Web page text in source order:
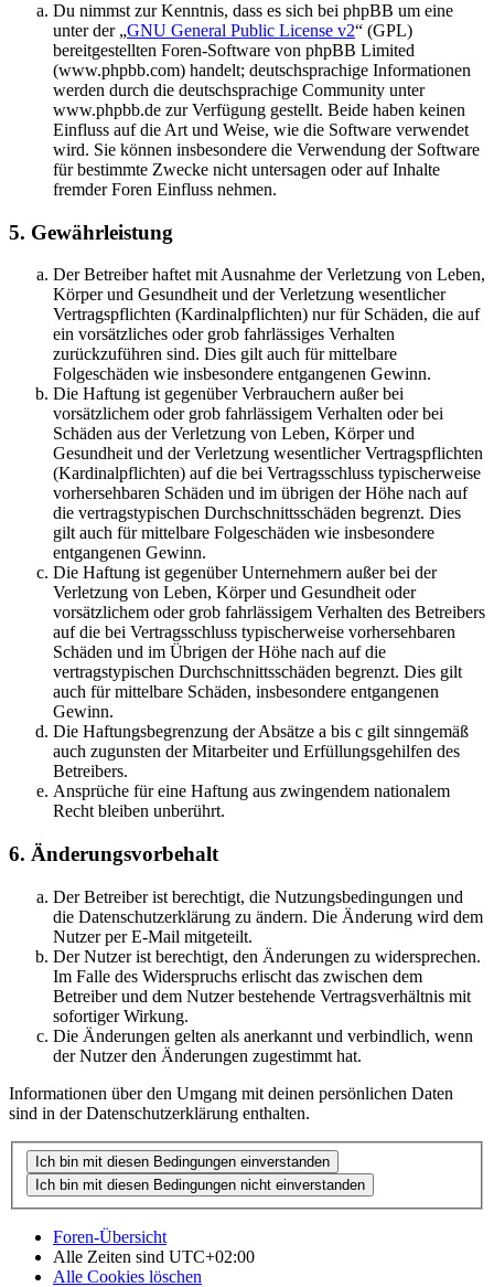
Du nimmst zur Kenntnis, dass es sich bei phpBB um eine
unter der „GNU General Public License v2“ (GPL)
bereitgestellten Foren-Software von phpBB Limited
(www.phpbb.com) handelt; deutschsprachige Informationen
werden durch die deutschsprachige Community unter
www.phpbb.de zur Verfügung gestellt. Beide haben keinen
Einfluss auf die Art und Weise, wie die Software verwendet
wird. Sie können insbesondere die Verwendung der Software
für bestimmte Zwecke nicht untersagen oder auf Inhalte
fremder Foren Einfluss nehmen.
5. Gewährleistung
Der Betreiber haftet mit Ausnahme der Verletzung von Leben,
Körper und Gesundheit und der Verletzung wesentlicher
Vertragspflichten (Kardinalpflichten) nur für Schäden, die auf
ein vorsätzliches oder grob fahrlässiges Verhalten
zurückzuführen sind. Dies gilt auch für mittelbare
Folgeschäden wie insbesondere entgangenen Gewinn.
Die Haftung ist gegenüber Verbrauchern außer bei
vorsätzlichem oder grob fahrlässigem Verhalten oder bei
Schäden aus der Verletzung von Leben, Körper und
Gesundheit und der Verletzung wesentlicher Vertragspflichten
(Kardinalpflichten) auf die bei Vertragsschluss typischerweise
vorhersehbaren Schäden und im übrigen der Höhe nach auf
die vertragstypischen Durchschnittsschäden begrenzt. Dies
gilt auch für mittelbare Folgeschäden wie insbesondere
entgangenen Gewinn.
Die Haftung ist gegenüber Unternehmern außer bei der
Verletzung von Leben, Körper und Gesundheit oder
vorsätzlichem oder grob fahrlässigem Verhalten des Betreibers
auf die bei Vertragsschluss typischerweise vorhersehbaren
Schäden und im Übrigen der Höhe nach auf die
vertragstypischen Durchschnittsschäden begrenzt. Dies gilt
auch für mittelbare Schäden, insbesondere entgangenen
Gewinn.
Die Haftungsbegrenzung der Absätze a bis c gilt sinngemäß
auch zugunsten der Mitarbeiter und Erfüllungsgehilfen des
Betreibers.
Ansprüche für eine Haftung aus zwingendem nationalem
Recht bleiben unberührt.
6. Änderungsvorbehalt
Der Betreiber ist berechtigt, die Nutzungsbedingungen und
die Datenschutzerklärung zu ändern. Die Änderung wird dem
Nutzer per E-Mail mitgeteilt.
Der Nutzer ist berechtigt, den Änderungen zu widersprechen.
Im Falle des Widerspruchs erlischt das zwischen dem
Betreiber und dem Nutzer bestehende Vertragsverhältnis mit
sofortiger Wirkung.
Die Änderungen gelten als anerkannt und verbindlich, wenn
der Nutzer den Änderungen zugestimmt hat.
Informationen über den Umgang mit deinen persönlichen Daten
sind in der Datenschutzerklärung enthalten.
Foren-Übersicht
Alle Zeiten sind UTC+02:00
Alle Cookies löschen